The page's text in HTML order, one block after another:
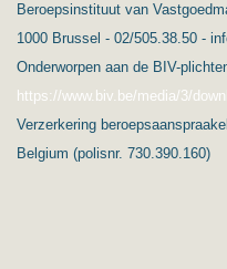
Beroepsinstituut van
1000 Brussel - 02/505.38.50 -
Onderworpen aan de BIV-
https://www.biv.be/media/3/
Verzerkering
Belgium (polisnr. 730.390.160)